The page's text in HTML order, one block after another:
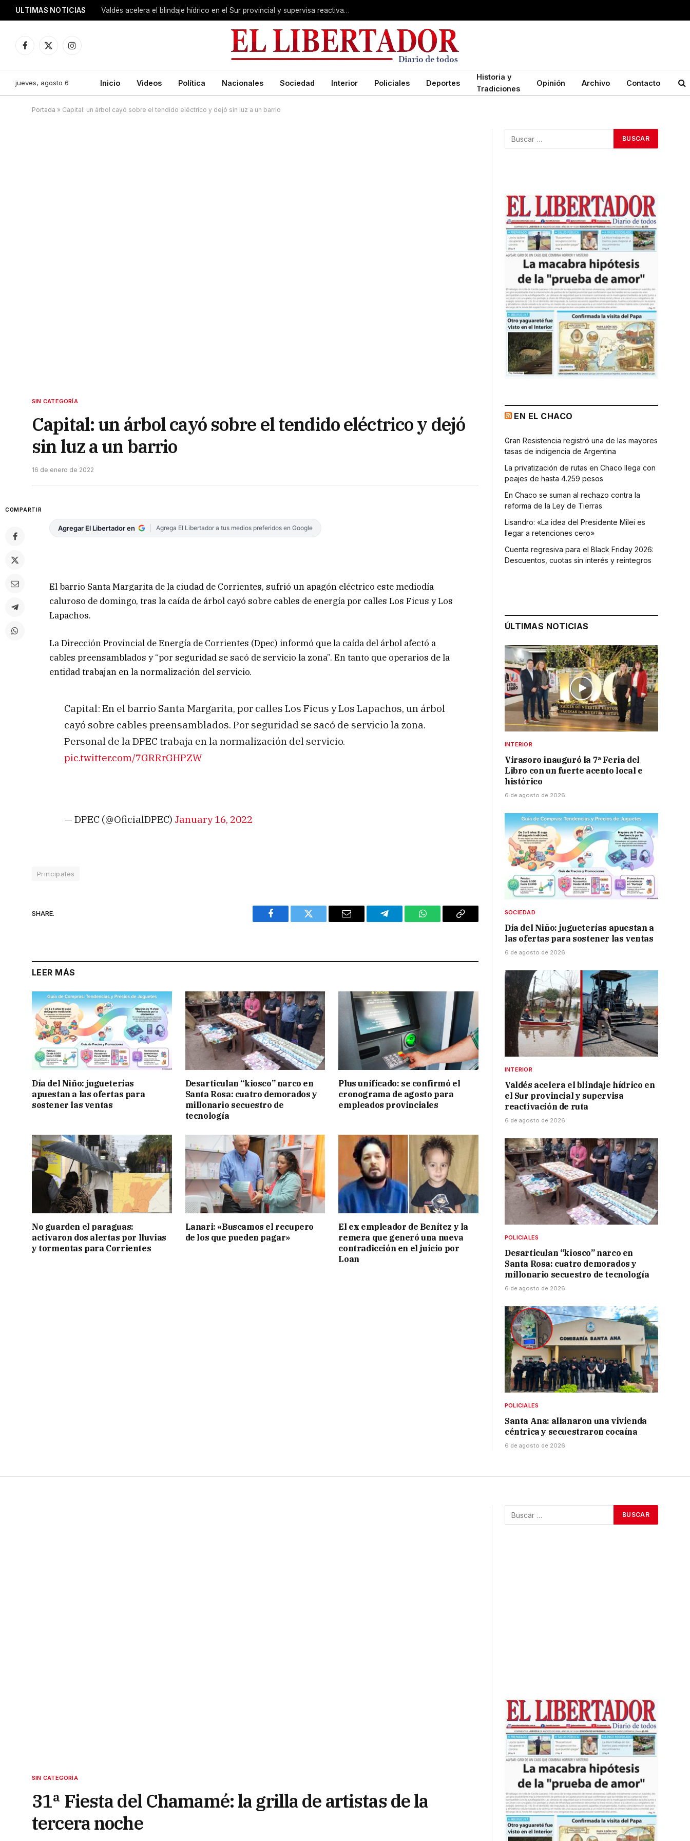
ULTIMAS NOTICIAS Valdés acelera el blindaje hídrico en el Sur provincial y supervisa reactivación de ruta
Facebook
X
Instagram
jueves, agosto 6 Inicio Videos Política Nacionales Sociedad Interior Policiales Deportes
Historia y
Tradiciones
Opinión Archivo Contacto
Portada » Capital: un árbol cayó sobre el tendido eléctrico y dejó sin luz a un barrio
SIN CATEGORÍA
Capital: un árbol cayó sobre el tendido eléctrico y dejó
sin luz a un barrio
16 de enero de 2022
COMPARTIR
Agregar El Libertador en Agrega El Libertador a tus medios preferidos en Google
El barrio Santa Margarita de la ciudad de Corrientes, sufrió un apagón eléctrico este mediodía
caluroso de domingo, tras la caída de árbol cayó sobre cables de energía por calles Los Ficus y Los
Lapachos.
La Dirección Provincial de Energía de Corrientes (Dpec) informó que la caída del árbol afectó a
cables preensamblados y “por seguridad se sacó de servicio la zona”. En tanto que operarios de la
entidad trabajan en la normalización del servicio.
Capital: En el barrio Santa Margarita, por calles Los Ficus y Los Lapachos, un árbol
cayó sobre cables preensamblados. Por seguridad se sacó de servicio la zona.
Personal de la DPEC trabaja en la normalización del servicio.
pic.twitter.com/7GRRrGHPZW
— DPEC (@OficialDPEC) January 16, 2022
Principales
SHARE.
Facebook Twitter Email Telegram WhatsAppCopy
LEER MÁS
Día del Niño: jugueterías
apuestan a las ofertas para
sostener las ventas
Desarticulan “kiosco” narco en
Santa Rosa: cuatro demorados y
millonario secuestro de
tecnología
Plus unificado: se confirmó el
cronograma de agosto para
empleados provinciales
No guarden el paraguas:
activaron dos alertas por lluvias
y tormentas para Corrientes
Lanari: «Buscamos el recupero
de los que pueden pagar»
El ex empleador de Benítez y la
remera que generó una nueva
contradicción en el juicio por
Loan
EN EL CHACO
Gran Resistencia registró una de las mayores
tasas de indigencia de Argentina
La privatización de rutas en Chaco llega con
peajes de hasta 4.259 pesos
En Chaco se suman al rechazo contra la
reforma de la Ley de Tierras
Lisandro: «La idea del Presidente Milei es
llegar a retenciones cero»
Cuenta regresiva para el Black Friday 2026:
Descuentos, cuotas sin interés y reintegros
ÚLTIMAS NOTICIAS
INTERIOR
Virasoro inauguró la 7ª Feria del
Libro con un fuerte acento local e
histórico
6 de agosto de 2026
SOCIEDAD
Día del Niño: jugueterías apuestan a
las ofertas para sostener las ventas
6 de agosto de 2026
INTERIOR
Valdés acelera el blindaje hídrico en
el Sur provincial y supervisa
reactivación de ruta
6 de agosto de 2026
POLICIALES
Desarticulan “kiosco” narco en
Santa Rosa: cuatro demorados y
millonario secuestro de tecnología
6 de agosto de 2026
POLICIALES
Santa Ana: allanaron una vivienda
céntrica y secuestraron cocaína
6 de agosto de 2026
SIN CATEGORÍA
31ª Fiesta del Chamamé: la grilla de artistas de la
tercera noche